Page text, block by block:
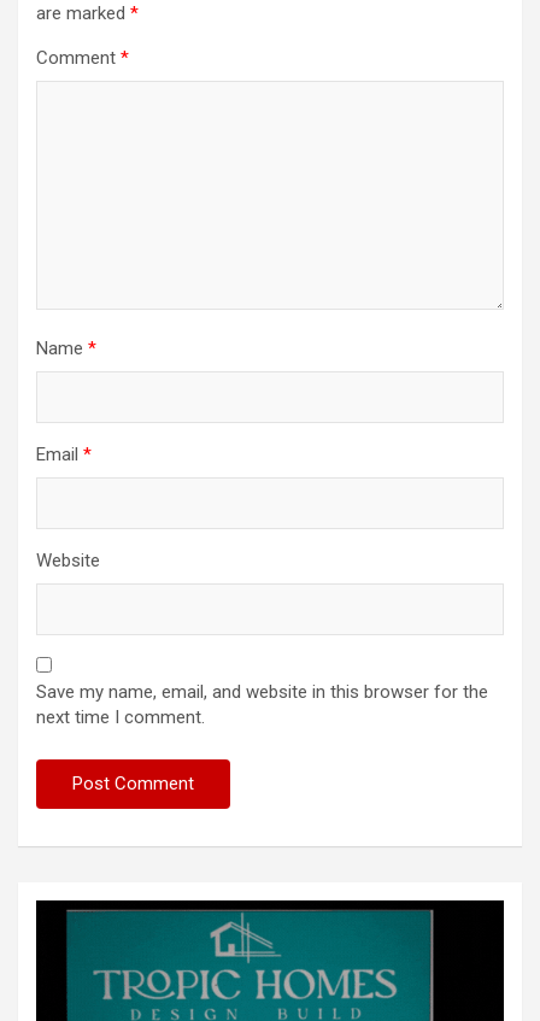
are marked *
Comment *
Name *
Email *
Website
Save my name, email, and website in this browser for the
next time I comment.